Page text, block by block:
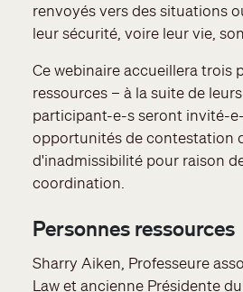
renvoyés vers des situations
leur sécurité, voire leur vie,
Ce webinaire accueillera trois
ressources – à la suite de
participant-e-s seront invité-
opportunités de contestation
d'inadmissibilité pour raison
coordination.
Personnes ressources
Sharry Aiken, Professeure
Law et ancienne Présidente